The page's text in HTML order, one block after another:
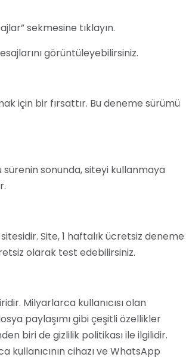
sekmesine tıklayın.
görüntüleyebilirsiniz.
için bir fırsattır. Bu deneme sürümü
sürenin sonunda, siteyi kullanmaya
Site, 1 haftalık ücretsiz deneme
olarak test edebilirsiniz.
Milyarlarca kullanıcısı olan
paylaşımı gibi çeşitli özellikler
biri de gizlilik politikası ile ilgilidir.
kullanıcının cihazı ve WhatsApp